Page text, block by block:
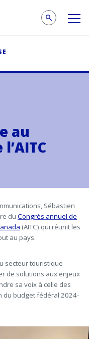
au
Sébastien
du Congrès annuel de
(AITC) qui réunit les
au pays.
secteur touristique
de solutions aux enjeux
sa voix à celle des
du budget fédéral 2024-